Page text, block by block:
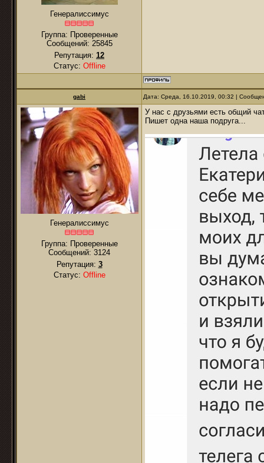
Генералиссимус
Группа: Проверенные
Сообщений: 25845
Репутация: 12
Статус: Offline
gabi Дата: Среда, 16.10.2019, 00:32 |
Генералиссимус
Группа: Проверенные
Сообщений: 3124
Репутация: 3
Статус: Offline
У нас с друзьями есть общий
Пишет одна наша подруга...